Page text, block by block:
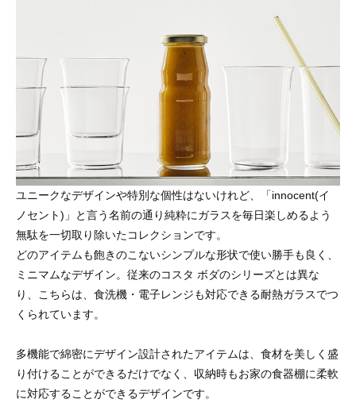
ユニークなデザインや特別な個性はないけれど、「innocent(イ
ノセント)」と言う名前の通り純粋にガラスを毎日楽しめるよう
無駄を一切取り除いたコレクションです。
どのアイテムも飽きのこないシンプルな形状で使い勝手も良く、
ミニマムなデザイン。従来のコスタ ボダのシリーズとは異な
り、こちらは、食洗機・電子レンジも対応できる耐熱ガラスでつ
くられています。
多機能で綿密にデザイン設計されたアイテムは、食材を美しく盛
り付けることができるだけでなく、収納時もお家の食器棚に柔軟
に対応することができるデザインです。